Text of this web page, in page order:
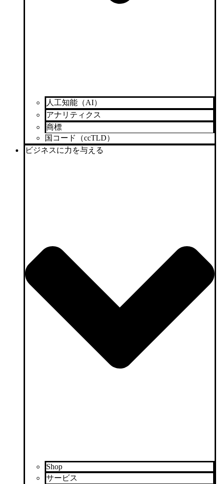
人工知能（AI）
アナリティクス
商標
国コード（ccTLD）
ビジネスに力を与える
Shop
サービス